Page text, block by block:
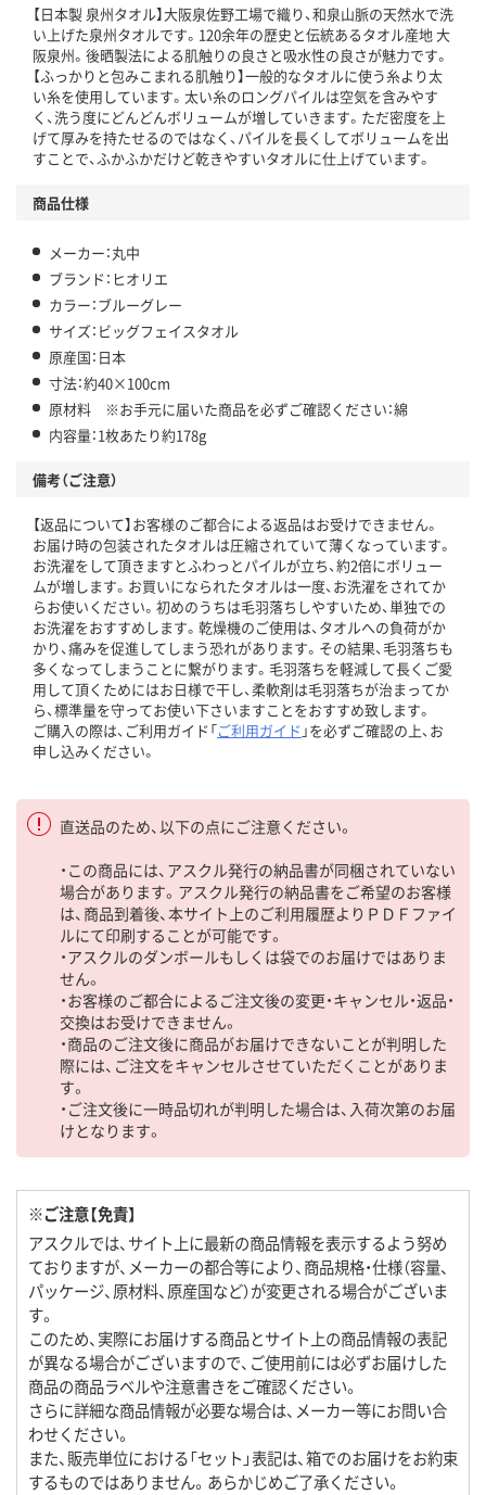
【日本製 泉州タオル】大阪泉佐野工場で織り、和泉山脈の天然水で洗
い上げた泉州タオルです。120余年の歴史と伝統あるタオル産地 大
阪泉州。後晒製法による肌触りの良さと吸水性の良さが魅力です。
【ふっかりと包みこまれる肌触り】一般的なタオルに使う糸より太
い糸を使用しています。太い糸のロングパイルは空気を含みやす
く、洗う度にどんどんボリュームが増していきます。ただ密度を上
げて厚みを持たせるのではなく、パイルを長くしてボリュームを出
すことで、ふかふかだけど乾きやすいタオルに仕上げています。
商品仕様
メーカー：丸中
ブランド：ヒオリエ
カラー：ブルーグレー
サイズ：ビッグフェイスタオル
原産国：日本
寸法：約40×100cm
原材料 ※お手元に届いた商品を必ずご確認ください：綿
内容量：1枚あたり約178g
備考（ご注意）
【返品について】お客様のご都合による返品はお受けできません。
お届け時の包装されたタオルは圧縮されていて薄くなっています。
お洗濯をして頂きますとふわっとパイルが立ち、約2倍にボリュー
ムが増します。お買いになられたタオルは一度、お洗濯をされてか
らお使いください。初めのうちは毛羽落ちしやすいため、単独での
お洗濯をおすすめします。乾燥機のご使用は、タオルへの負荷がか
かり、痛みを促進してしまう恐れがあります。その結果、毛羽落ちも
多くなってしまうことに繋がります。毛羽落ちを軽減して長くご愛
用して頂くためにはお日様で干し、柔軟剤は毛羽落ちが治まってか
ら、標準量を守ってお使い下さいますことをおすすめ致します。
ご購入の際は、ご利用ガイド「ご利用ガイド 」を必ずご確認の上、お
申し込みください。
直送品のため、以下の点にご注意ください。
・この商品には、アスクル発行の納品書が同梱されていない
場合があります。アスクル発行の納品書をご希望のお客様
は、商品到着後、本サイト上のご利用履歴よりＰＤＦファイ
ルにて印刷することが可能です。
・アスクルのダンボールもしくは袋でのお届けではありま
せん。
・お客様のご都合によるご注文後の変更・キャンセル・返品・
交換はお受けできません。
・商品のご注文後に商品がお届けできないことが判明した
際には、ご注文をキャンセルさせていただくことがありま
す。
・ご注文後に一時品切れが判明した場合は、入荷次第のお届
けとなります。
※ご注意【免責】
アスクルでは、サイト上に最新の商品情報を表示するよう努め
ておりますが、メーカーの都合等により、商品規格・仕様（容量、
パッケージ、原材料、原産国など）が変更される場合がございま
す。
このため、実際にお届けする商品とサイト上の商品情報の表記
が異なる場合がございますので、ご使用前には必ずお届けした
商品の商品ラベルや注意書きをご確認ください。
さらに詳細な商品情報が必要な場合は、メーカー等にお問い合
わせください。
また、販売単位における「セット」表記は、箱でのお届けをお約束
するものではありません。あらかじめご了承ください。